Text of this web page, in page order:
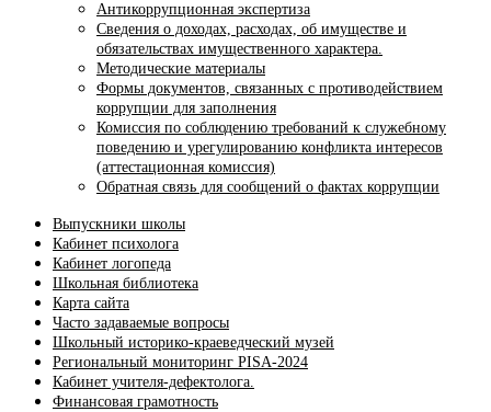
Антикоррупционная экспертиза
Сведения о доходах, расходах, об имуществе и
обязательствах имущественного характера.
Методические материалы
Формы документов, связанных с противодействием
коррупции для заполнения
Комиссия по соблюдению требований к служебному
поведению и урегулированию конфликта интересов
(аттестационная комиссия)
Обратная связь для сообщений о фактах коррупции
Выпускники школы
Кабинет психолога
Кабинет логопеда
Школьная библиотека
Карта сайта
Часто задаваемые вопросы
Школьный историко-краеведческий музей
Региональный мониторинг PISA-2024
Кабинет учителя-дефектолога.
Финансовая грамотность